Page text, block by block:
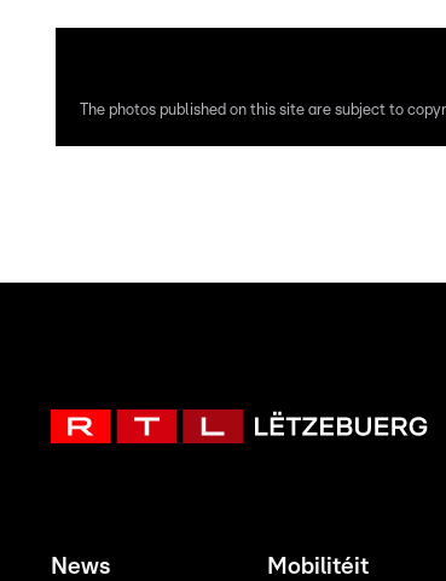
The photos published on this site are subject to
News Mobilitéit